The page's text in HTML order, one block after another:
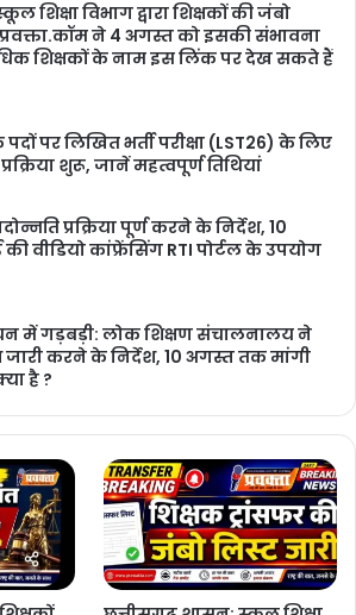
शिक्षा विभाग द्वारा शिक्षकों की जंबो
प्रवक्ता.कॉम ने 4 अगस्त को इसकी संभावना
शिक्षकों के नाम इस लिंक पर देख सकते हैं
पर लिखित भर्ती परीक्षा (LST26) के लिए
शुरू, जानें महत्वपूर्ण तिथियां
प्रक्रिया पूर्ण करने के निर्देश, 10
वीडियो कांफ्रेंसिंग RTI पोर्टल के उपयोग
में गड़बड़ी: लोक शिक्षण संचालनालय ने
करने के निर्देश, 10 अगस्त तक मांगी
है ?